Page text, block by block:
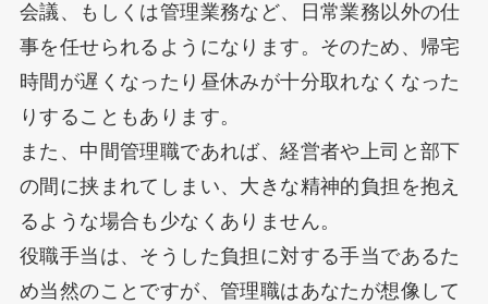
会議、もしくは管理業務など、日常業務以外の仕
事を任せられるようになります。そのため、帰宅
時間が遅くなったり昼休みが十分取れなくなった
りすることもあります。
また、中間管理職であれば、経営者や上司と部下
の間に挟まれてしまい、大きな精神的負担を抱え
るような場合も少なくありません。
役職手当は、そうした負担に対する手当であるた
め当然のことですが、管理職はあなたが想像して